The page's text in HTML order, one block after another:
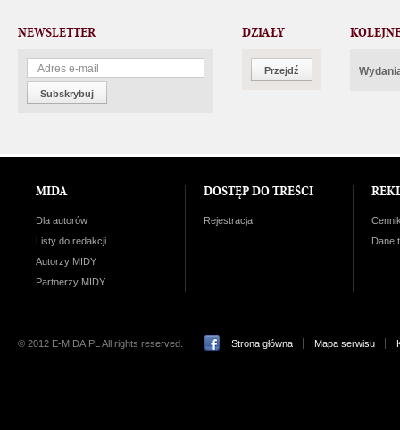
NEWSLETTER
Subskrybuj
DZIAŁY
Przejdź
MIDA
Dla autorów
Listy do redakcji
Autorzy MIDY
Partnerzy MIDY
DOSTĘP DO TREŚCI
Rejestracja
Dane
© 2012 E-MIDA.PL All rights reserved. Strona główna Mapa serwisu